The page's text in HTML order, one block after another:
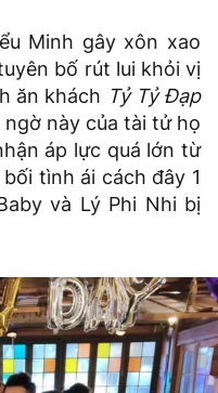
Minh gây xôn xao
bố rút lui khỏi vị
ăn khách Tỷ Tỷ Đạp
này của tài tử họ
áp lực quá lớn từ
tình ái cách đây 1
và Lý Phi Nhi bị